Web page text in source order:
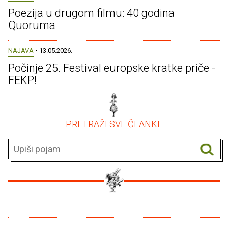
Poezija u drugom filmu: 40 godina
Quoruma
NAJAVA • 13.05.2026.
Počinje 25. Festival europske kratke priče -
FEKP!
– PRETRAŽI SVE ČLANKE –